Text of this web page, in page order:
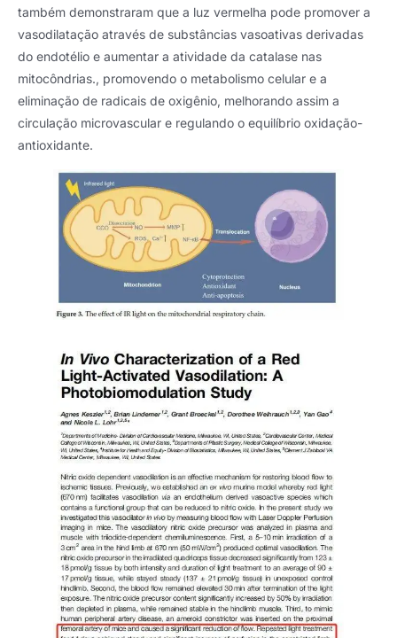
também demonstraram que a luz vermelha pode promover a
vasodilatação através de substâncias vasoativas derivadas
do endotélio e aumentar a atividade da catalase nas
mitocôndrias., promovendo o metabolismo celular e a
eliminação de radicais de oxigênio, melhorando assim a
circulação microvascular e regulando o equilíbrio oxidação-
antioxidante.